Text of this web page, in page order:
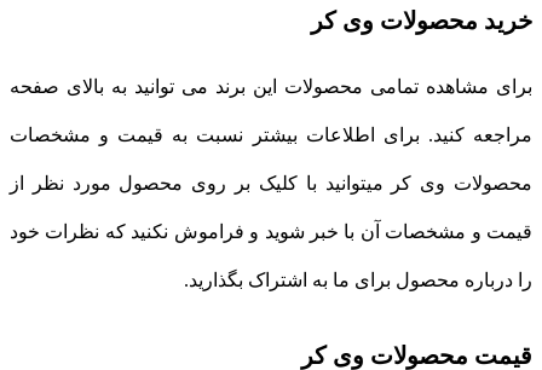
خرید محصولات وی کر
برای مشاهده تمامی محصولات این برند می توانید به بالای صفحه
مراجعه کنید. برای اطلاعات بیشتر نسبت به قیمت و مشخصات
محصولات وی کر میتوانید با کلیک بر روی محصول مورد نظر از
قیمت و مشخصات آن با خبر شوید و فراموش نکنید که نظرات خود
را درباره محصول برای ما به اشتراک بگذارید.
قیمت محصولات وی کر